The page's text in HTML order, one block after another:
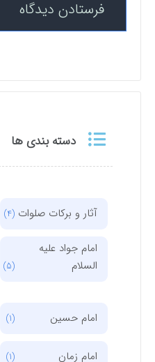
دسته بندی ها
آثار و برکات صلوات(4)
امام جواد علیه
السلام
امام حسین
امام زمان